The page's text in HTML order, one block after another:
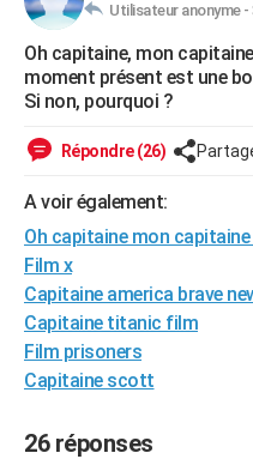
Essais
Réserver un essai
Citadines
Berlines
SUV
Forum auto
HIGH-TECH
Mobiles
Meilleur smartphone
Internet
Ordinateurs
Jeux vidéo
Guide high-tech
+BRICOLAGE
WEEK-END
Art de vivre
Bien-être
Loisirs
ModeModes de vie
SANTE
Alimentation
Guide de la santé
Maladies
Médicaments
Sommeil
Destinations
City break
Voyage nature
Voyage de noces
Forum
Climat
+PHOTO
GUIDES D'ACHAT
Utilisateur anonyme -
Oh capitaine, mon
moment présent est une
Si non, pourquoi ?
Répondre (26)
A voir également:
Oh capitaine mon
Film x
Capitaine america brave
Capitaine titanic film
Film prisoners
Capitaine scott
26 réponses